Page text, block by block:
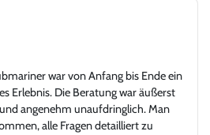
war von Anfang bis Ende ein
Erlebnis. Die Beratung war äußerst
angenehm unaufdringlich. Man
alle Fragen detailliert zu